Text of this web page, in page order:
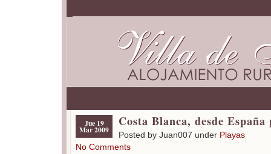
Jue 19
Mar 2009
Costa Blanca, desde
Posted by Juan007 under Playas
No Comments